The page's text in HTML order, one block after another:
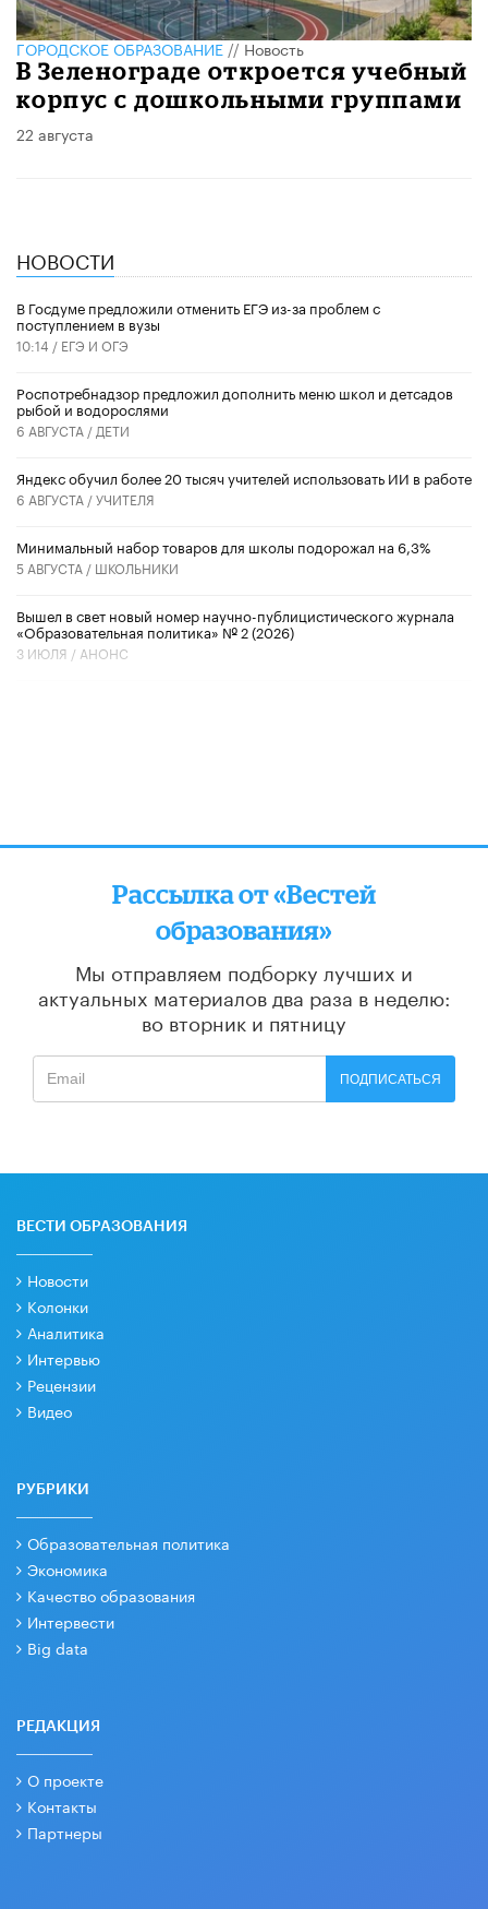
ГОРОДСКОЕ ОБРАЗОВАНИЕ//Новость
В Зеленограде откроется учебный
корпус с дошкольными группами
22 августа
НОВОСТИ
В Госдуме предложили отменить ЕГЭ из-за проблем с
поступлением в вузы
10:14 / ЕГЭ И ОГЭ
Роспотребнадзор предложил дополнить меню школ и детсадов
рыбой и водорослями
6 АВГУСТА / ДЕТИ
​Яндекс обучил более 20 тысяч учителей использовать ИИ в работе
6 АВГУСТА /УЧИТЕЛЯ
Минимальный набор товаров для школы подорожал на 6,3%
5 АВГУСТА / ШКОЛЬНИКИ
Вышел в свет новый номер научно-публицистического журнала
«Образовательная политика» № 2 (2026)
3 ИЮЛЯ / АНОНС
Рассылка от «Вестей
образования»
Мы отправляем подборку лучших и
актуальных материалов два раза в неделю:
во вторник и пятницу
ПОДПИСАТЬСЯ
ВЕСТИ ОБРАЗОВАНИЯ
Новости
Колонки
Аналитика
Интервью
Рецензии
Видео
РУБРИКИ
Образовательная политика
Экономика
Качество образования
Интервести
Big data
РЕДАКЦИЯ
О проекте
Контакты
Партнеры